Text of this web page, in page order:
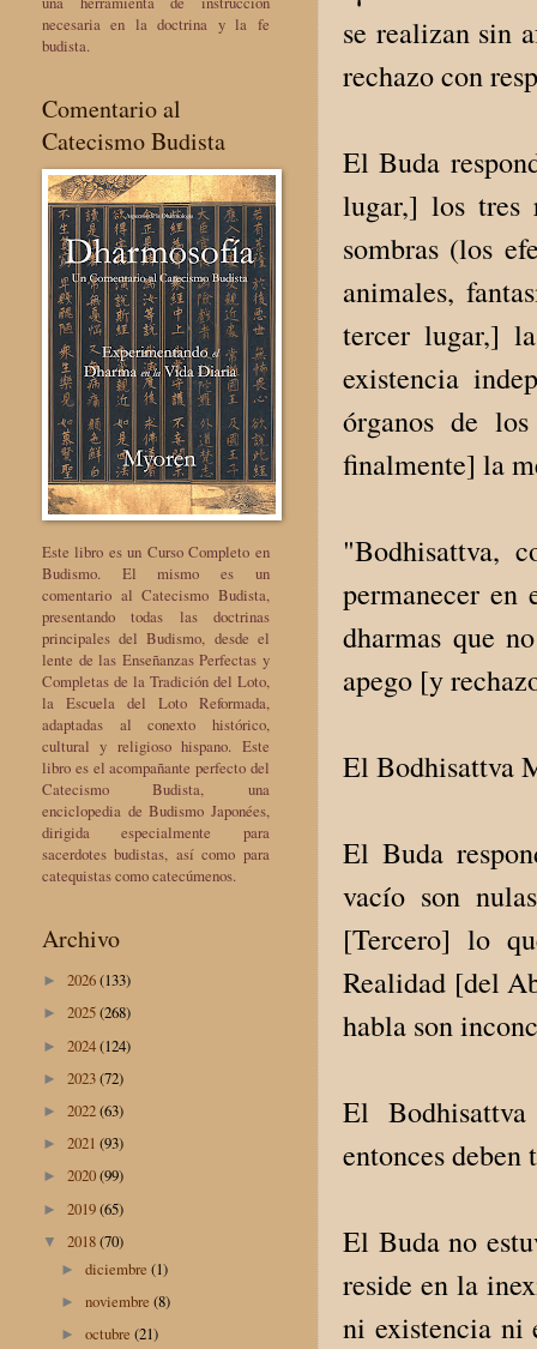
se realizan sin
rechazo con
El Buda
lugar,] los tres
sombras (los
animales,
tercer lugar,]
existencia
órganos de
finalmente] la
"Bodhisattva,
permanecer
dharmas que
apego [y
El Bodhisattva
El Buda
vacío son
[Tercero] lo
Realidad [del
habla son
El
entonces
El Buda no
reside en la
ni existencia ni
necesaria en la doctrina y la fe
budista.
Comentario al
Catecismo Budista
Este libro es un Curso Completo en
Budismo. El mismo es un
comentario al Catecismo Budista,
presentando todas las doctrinas
principales del Budismo, desde el
lente de las Enseñanzas Perfectas y
Completas de la Tradición del Loto,
la Escuela del Loto Reformada,
adaptadas al conexto histórico,
cultural y religioso hispano. Este
libro es el acompañante perfecto del
Catecismo Budista, una
enciclopedia de Budismo Japonées,
dirigida especialmente para
sacerdotes budistas, así como para
catequistas como catecúmenos.
Archivo
► 2026(133)
► 2025(268)
► 2024(124)
► 2023(72)
► 2022(63)
► 2021 (93)
► 2020(99)
► 2019(65)
▼ 2018(70)
►diciembre(1)
►noviembre(8)
►octubre(21)